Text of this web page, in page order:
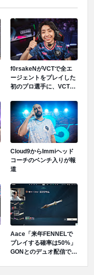
f0rsakeNがVCTで全エ
ージェントをプレイした
初のプロ選手に、VCT
Secret戦で遂にゲッコー
を解禁
Cloud9からImmiヘッド
コーチのベンチ入りが報
道
Aace「来年FENNELで
プレイする確率は50%」
GONとのデュオ配信で言